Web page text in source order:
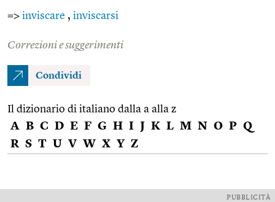
=> inviscare , inviscarsi
Correzioni e suggerimenti
Condividi
Il dizionario di italiano dalla a alla z
A B C D E F G H I J K L M N O P Q
R S T U V W X Y Z
PUBBLICITÀ